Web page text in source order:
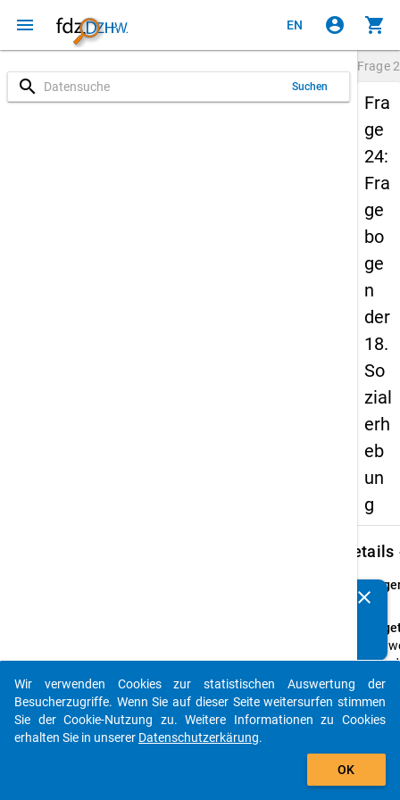
menu EN account_circle shopping_cart
search Suchen
Frage
Fra
ge
24:
Fra
ge
bo
ge
n
der
18.
So
zial
erh
eb
un
g
Details
24
Aus
dem
clear
auto_stories
add_shopping_cart
Wir verwenden Cookies zur statistischen Auswertung der
Besucherzugriffe. Wenn Sie auf dieser Seite weitersurfen stimmen
Sie der Cookie-Nutzung zu. Weitere Informationen zu Cookies
erhalten Sie in unserer Datenschutzerkärung.
OK